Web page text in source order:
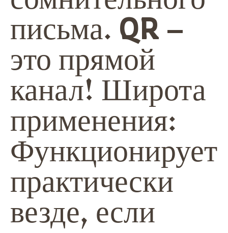
письма. QR –
это прямой
канал! Широта
применения:
Функционирует
практически
везде, если